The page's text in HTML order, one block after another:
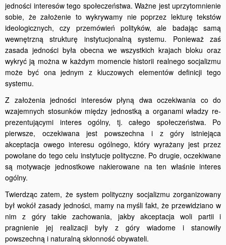
jedności interesów tego społeczeństwa. Ważne jest uprzytomnienie
sobie, że założenie to wykrywamy nie poprzez lekturę tekstów
ideologicznych, czy przemówień polityków, ale badając samą
wewnętrzną strukturę instytucjonalną systemu. Ponieważ zaś
zasada jedności była obecna we wszystkich krajach bloku oraz
wykryć ją można w każdym momencie historii realnego socjalizmu
może być ona jednym z kluczowych elementów definicji tego
systemu.
Z założenia jedności interesów płyną dwa oczekiwania co do
wzajemnych stosunków między jednostką a organami władzy re­
prezentującymi interes ogólny, tj. całego społeczeństwa. Po
pierwsze, oczekiwana jest powszechna i z góry istniejąca
akceptacja owego interesu ogólnego, który wyrażany jest przez
powołane do tego celu instytucje polityczne. Po drugie, oczekiwane
są motywacje jednostkowe nakierowane na ten właśnie interes
ogólny.
Twierdząc zatem, że system polityczny socjalizmu zorganizowany
był wokół zasady jedności, mamy na myśli fakt, że przewidziano w
nim z góry takie zachowania, jakby akceptacja woli partii i
pragnienie jej realizacji były z góry wiadome i stanowiły
powszechną i naturalną skłonność obywateli.